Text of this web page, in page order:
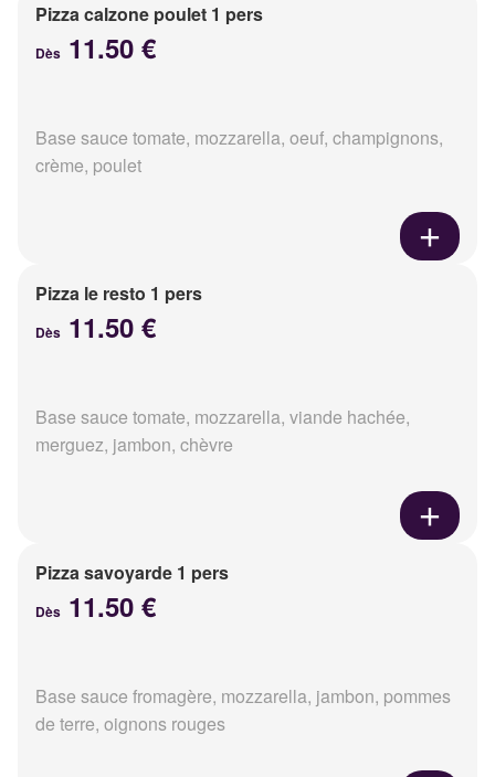
Pizza calzone poulet 1 pers
Dès 11.50 €
Base sauce tomate, mozzarella, oeuf, champignons,
crème, poulet
Pizza le resto 1 pers
Dès 11.50 €
Base sauce tomate, mozzarella, viande hachée,
merguez, jambon, chèvre
Pizza savoyarde 1 pers
Dès 11.50 €
Base sauce fromagère, mozzarella, jambon, pommes
de terre, oignons rouges